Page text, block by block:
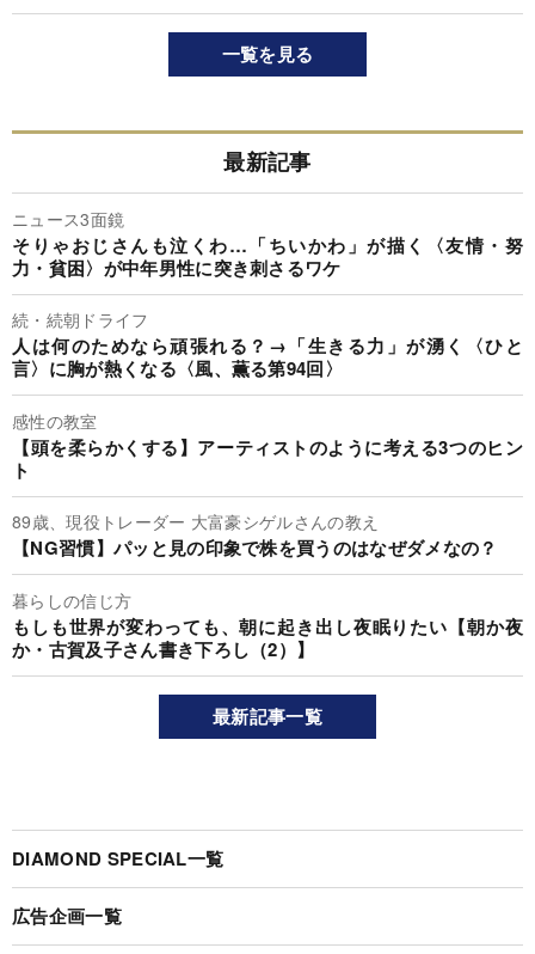
一覧を見る
最新記事
ニュース3面鏡
そりゃおじさんも泣くわ…「ちいかわ」が描く〈友情・努
力・貧困〉が中年男性に突き刺さるワケ
続・続朝ドライフ
人は何のためなら頑張れる？→「生きる力」が湧く〈ひと
言〉に胸が熱くなる〈風、薫る第94回〉
感性の教室
【頭を柔らかくする】アーティストのように考える3つのヒン
ト
89歳、現役トレーダー 大富豪シゲルさんの教え
【NG習慣】パッと見の印象で株を買うのはなぜダメなの？
暮らしの信じ方
もしも世界が変わっても、朝に起き出し夜眠りたい【朝か夜
か・古賀及子さん書き下ろし（2）】
最新記事一覧
DIAMOND SPECIAL一覧
広告企画一覧